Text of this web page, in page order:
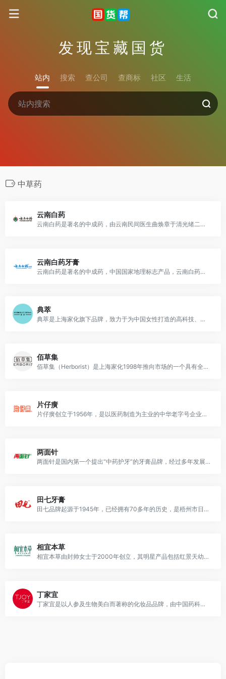
发现宝藏国货
站内 搜索 查公司 查商标 社区 生活
中草药
云南白药
云南白药是著名的中成药，由云南民间医生曲焕章于清光绪二十八年（1902年）研制成功，原名“曲焕章百宝丹”、“曲焕章万应百宝丹”，1979年、1984年、1989年三度获国家优质产品金质奖章。
云南白药牙膏
云南白药是著名的中成药，中国国家地理标志产品，云南白药牙膏是2004年推出的牙膏品牌，主打帮助减轻牙龈问题（牙龈出血、牙龈疼痛）、修复粘膜损伤、营养牙龈和改善牙周健康的作用。
典萃
典萃是上海家化旗下品牌，致力于为中国女性打造的高科技、高功效的科研级护肤品牌。
佰草集
佰草集（Herborist）是上海家化1998年推向市场的一个具有全新概念的品牌，是中国第一套具有完整意义的现代中草药中高档个人护理品。
片仔癀
片仔癀创立于1956年，是以医药制造为主业的中华老字号企业，核心产品片仔癀是国家一级中药保护品种
两面针
两面针是国内第一个提出“中药护牙”的牙膏品牌，经过多年发展现在已经有消痛系列、御方系列、清新护龈系列、中药系列四大类别。
田七牙膏
田七品牌起源于1945年，已经拥有70多年的历史，是梧州市日化产品的优秀品牌。
相宜本草
相宜本草由封帅女士于2000年创立，其明星产品包括红景天幼白系列、茶树控油净肤系列、花开系列等。
丁家宜
丁家宜是以人参及生物美白而著称的化妆品品牌，由中国药科大学丁家宜教授于1995年创立。